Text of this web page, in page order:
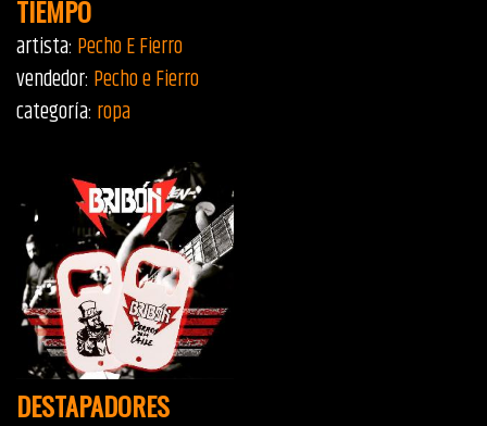
TIEMPO
artista: Pecho E Fierro
vendedor: Pecho e Fierro
categoría: ropa
DESTAPADORES